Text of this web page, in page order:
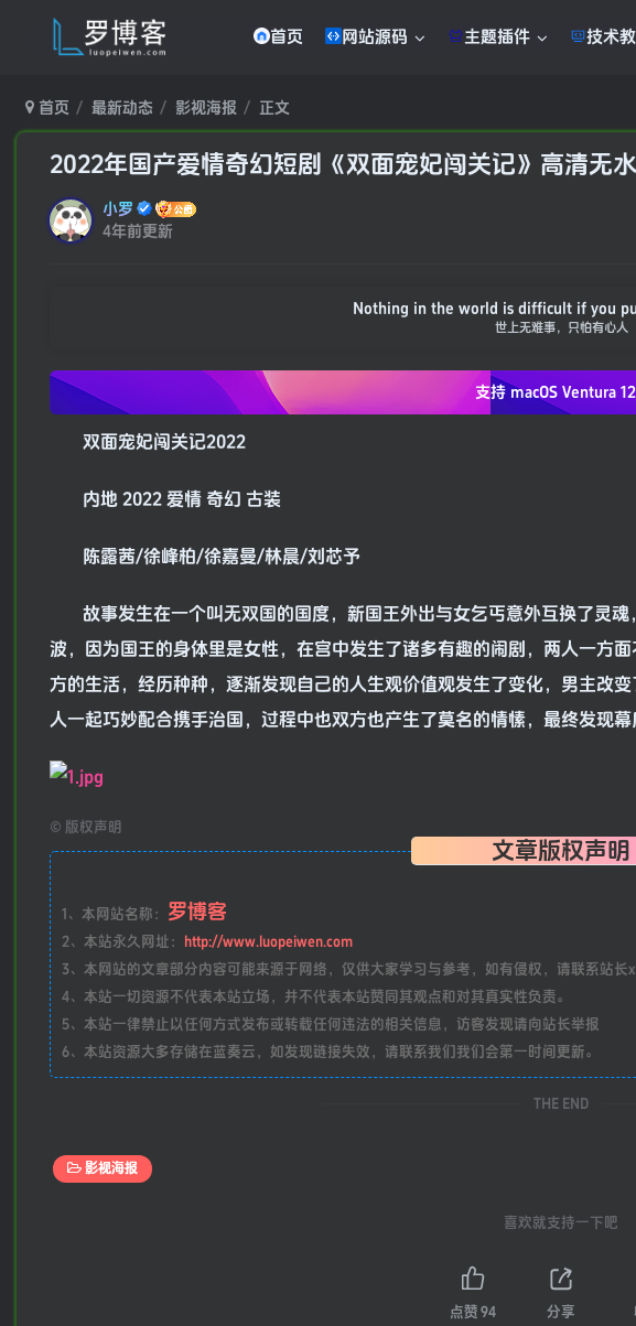
首页 网站源码 主题插件 技术
首页 最新动态 影视海报 正文
2022年国产爱情奇幻短剧《双面宠妃闯关记》高清无
小罗
4年前更新
Nothing in the world is difficult if you
世上无难事，只怕有心人
支持 macOSVentura
双面宠妃闯关记2022
内地 2022 爱情 奇幻 古装
陈露茜/徐峰柏/徐嘉曼/林晨/刘芯予
故事发生在一个叫无双国的国度，新国王外出与女乞丐意外互换了灵
波，因为国王的身体里是女性，在宫中发生了诸多有趣的闹剧，两人一方
方的生活，经历种种，逐渐发现自己的人生观价值观发生了变化，男主改
人一起巧妙配合携手治国，过程中也双方也产生了莫名的情愫，最终发现幕
© 版权声明
文章版权声明
1、本网站名称： 罗博客
2、本站永久网址：
http://www.luopeiwen.com
3、本网站的文章部分内容可能来源于网络，仅供大家学习与参考，如有侵权，请联系站长
4、本站一切资源不代表本站立场，并不代表本站赞同其观点和对其真实性负责。
5、本站一律禁止以任何方式发布或转载任何违法的相关信息，访客发现请向站长举报
6、本站资源大多存储在蓝奏云，如发现链接失效，请联系我们我们会第一时间更新。
THE END
影视海报
喜欢就支持一下吧
点赞 94 分享